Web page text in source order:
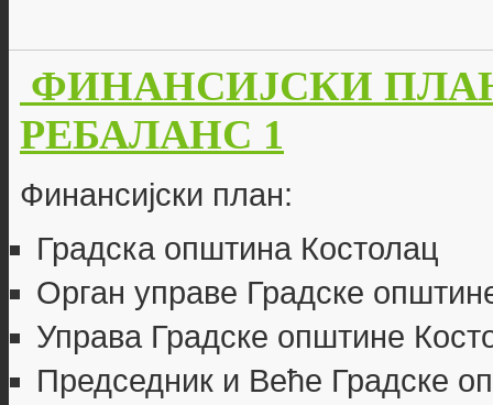
ФИНАНСИЈСКИ
РЕБАЛАНС 1
Финансијски план:
Градска општина Костолац
Орган управе Градске
Управа Градске општине
Председник и Веће Градске